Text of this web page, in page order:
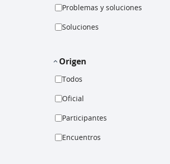
Problemas y soluciones
Soluciones
Origen
Todos
Oficial
Participantes
Encuentros